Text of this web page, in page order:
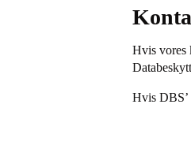
Hvis vores
Hvis